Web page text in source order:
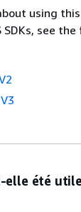
using
see
elle été